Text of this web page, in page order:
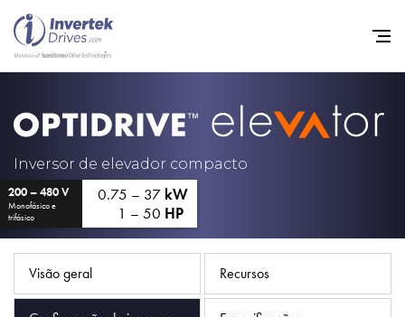
Inversor de elevador compacto
200 – 480 V
Monofásico e
trifásico
0.75 – 37 kW
1 – 50 HP
Visão geral Recursos
Início
Notícias
Carreiras